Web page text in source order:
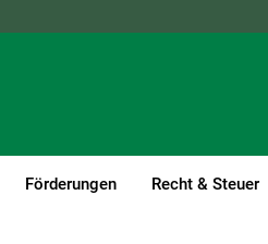
Förderungen Recht & Steuer